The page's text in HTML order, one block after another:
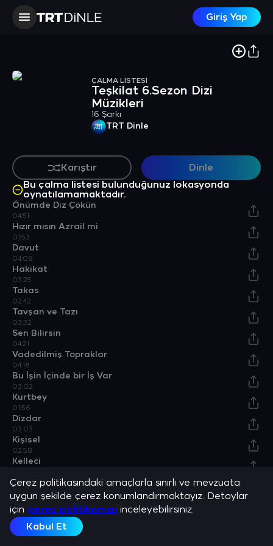
Giriş Yap
ÇALMA LİSTESİ
Teşkilat 6.Sezon Dizi
Müzikleri
16 Şarkı
TRT Dinle
Karıştır
Dinle
Bu çalma listesi bulunduğunuz lokasyonda
oynatılamamaktadır.
Önümde Diz Çökün
04:51
Hızır mısın Azrail mi
01:53
Davut
04:09
Hakikat
03:25
Takas
02:42
Tavşan ve Tazı
03:32
Sen Bilirsin
04:21
Vadedilmiş Topraklar
04:18
Bu İşin İçinde bir İş Var
03:02
Kurtbey
01:56
Dizdar
03:03
Kişisel
02:58
Kelleci
Özel Bir Gün
02:30
Deli
03:38
Türksün Sen
03:28
Çerez politikasındaki amaçlarla sınırlı ve mevzuata
uygun şekilde çerez konumlandırmaktayız. Detaylar
için çerez politikamızı inceleyebilirsiniz.
Kabul Et